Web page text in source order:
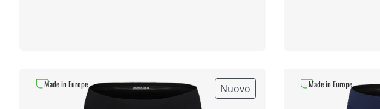
Nuovo
Made in Europe Made in Europe